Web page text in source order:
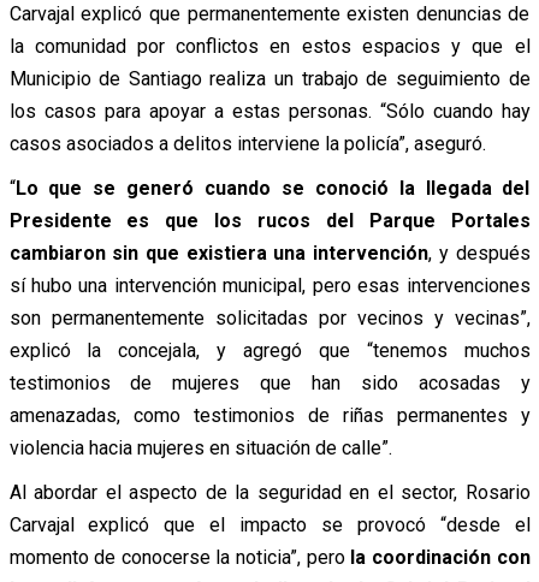
Carvajal explicó que permanentemente existen denuncias de
la comunidad por conflictos en estos espacios y que el
Municipio de Santiago realiza un trabajo de seguimiento de
los casos para apoyar a estas personas. “Sólo cuando hay
casos asociados a delitos interviene la policía”, aseguró.
“Lo que se generó cuando se conoció la llegada del
Presidente es que los rucos del Parque Portales
cambiaron sin que existiera una intervención, y después
sí hubo una intervención municipal, pero esas intervenciones
son permanentemente solicitadas por vecinos y vecinas”,
explicó la concejala, y agregó que “tenemos muchos
testimonios de mujeres que han sido acosadas y
amenazadas, como testimonios de riñas permanentes y
violencia hacia mujeres en situación de calle”.
Al abordar el aspecto de la seguridad en el sector, Rosario
Carvajal explicó que el impacto se provocó “desde el
momento de conocerse la noticia”, pero la coordinación con